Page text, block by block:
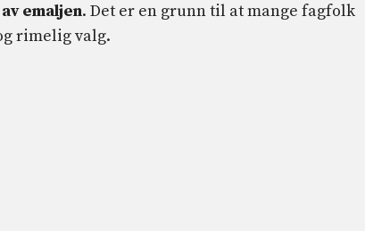
av emaljen. Det er en grunn til at mange fagfolk
rimelig valg.